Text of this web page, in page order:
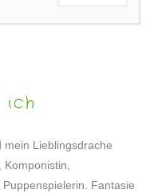
ich
mein Lieblingsdrache
Fantasie